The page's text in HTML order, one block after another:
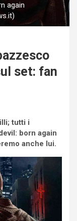
again
set: fan
tutti i
born again
anche lui.